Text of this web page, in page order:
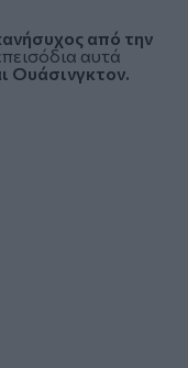
από την
αυτά
Ουάσινγκτον.